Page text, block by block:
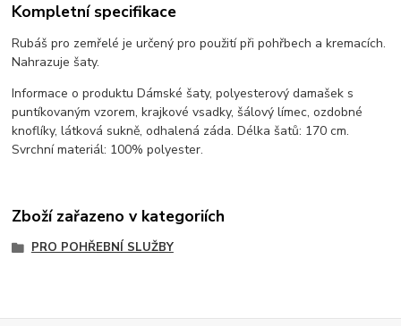
Kompletní specifikace
Rubáš pro zemřelé je určený pro použití při pohřbech a kremacích.
Nahrazuje šaty.
Informace o produktu Dámské šaty, polyesterový damašek s
puntíkovaným vzorem, krajkové vsadky, šálový límec, ozdobné
knoflíky, látková sukně, odhalená záda. Délka šatů: 170 cm.
Svrchní materiál: 100% polyester.
Zboží zařazeno v kategoriích
PRO POHŘEBNÍ SLUŽBY